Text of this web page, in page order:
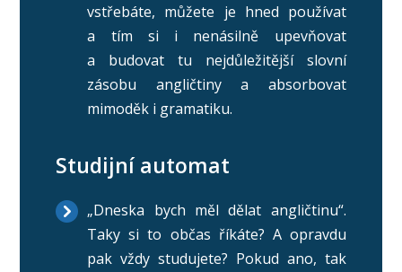
vstřebáte, můžete je hned používat
a tím si i nenásilně upevňovat
a budovat tu nejdůležitější slovní
zásobu angličtiny a absorbovat
mimoděk i gramatiku.
Studijní automat
„Dneska bych měl dělat angličtinu“.
Taky si to občas říkáte? A opravdu
pak vždy studujete? Pokud ano, tak